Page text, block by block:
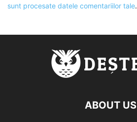
sunt procesate datele comentariilor tale.
ABOUT US